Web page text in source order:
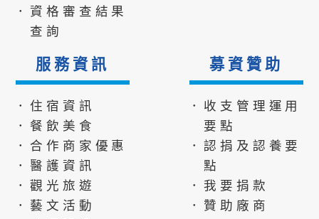
．資格審查結果
查詢
服務資訊
．住宿資訊
．餐飲美食
．合作商家優惠
．醫護資訊
．觀光旅遊
．藝文活動
募資贊助
．收支管理運用
要點
．認捐及認養要
點
．我要捐款
．贊助廠商